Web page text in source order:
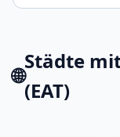
🌐
Städte
(EAT)